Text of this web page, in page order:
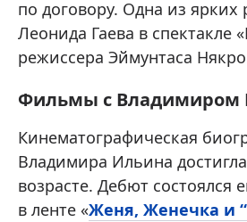
по договору. Одна из
Леонида Гаева в спектакле
режиссера Эймунтаса
Фильмы с
Кинематографическая
Владимира Ильина
возрасте. Дебют состоялся
в ленте «Женя, Женечка и